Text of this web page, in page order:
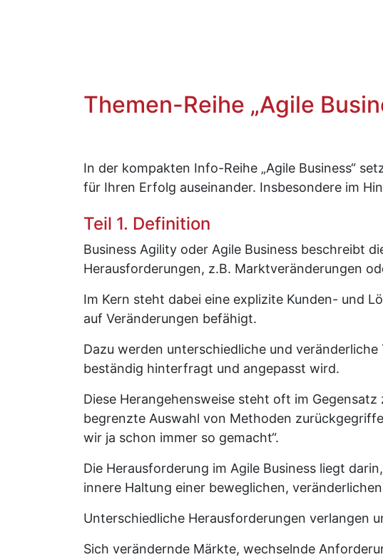
Themen-Reihe „Agile
In der kompakten Info-Reihe „Agile Business“
für Ihren Erfolg auseinander. Insbesondere im
Teil 1. Definition
Business Agility oder Agile Business beschreibt
Herausforderungen, z.B. Marktveränderungen
Im Kern steht dabei eine explizite Kunden- und
auf Veränderungen befähigt.
Dazu werden unterschiedliche und
beständig hinterfragt und angepasst wird.
Diese Herangehensweise steht oft im
begrenzte Auswahl von Methoden
wir ja schon immer so gemacht“.
Die Herausforderung im Agile Business liegt
innere Haltung einer beweglichen,
Unterschiedliche Herausforderungen verlangen
Sich verändernde Märkte, wechselnde